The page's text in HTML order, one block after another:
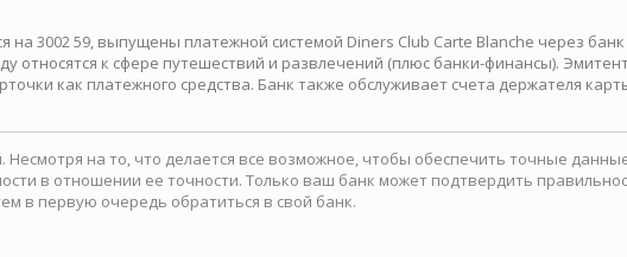
3002 59, выпущены платежной системой Diners Club Carte Blanche через банк
к сфере путешествий и развлечений (плюс банки-финансы). Эмитент
как платежного средства. Банк также обслуживает счета держателя
на то, что делается все возможное, чтобы обеспечить точные
в отношении ее точности. Только ваш банк может подтвердить
в первую очередь обратиться в свой банк.